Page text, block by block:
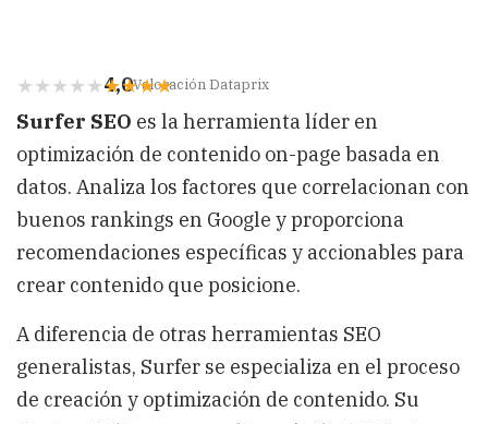
4,0Valoración Dataprix
Surfer SEO es la herramienta líder en
optimización de contenido on-page basada en
datos. Analiza los factores que correlacionan con
buenos rankings en Google y proporciona
recomendaciones específicas y accionables para
crear contenido que posicione.
A diferencia de otras herramientas SEO
generalistas, Surfer se especializa en el proceso
de creación y optimización de contenido. Su